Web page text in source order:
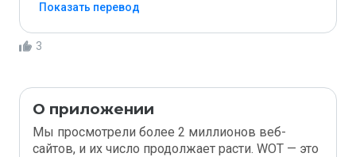
Показать перевод
3
О приложении
Мы просмотрели более 2 миллионов веб-
сайтов, и их число продолжает расти. WOT — это